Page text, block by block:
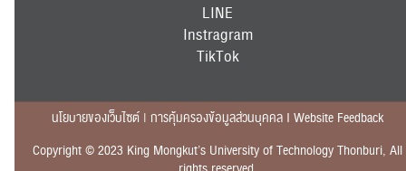
LINE
Instragram
TikTok
นโยบายของเว็บไซต์ | การคุ้มครองข้อมูลส่วนบุคคล I Website Feedback
Copyright © 2023 King Mongkut’s University of Technology Thonburi, All